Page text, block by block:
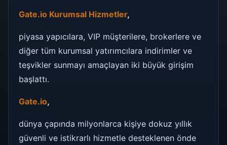
Gate.io Kurumsal Hizmetler,
piyasa yapıcılara, VIP müşterilere, brokerlere ve
diğer tüm kurumsal yatırımcılara indirimler ve
teşvikler sunmayı amaçlayan iki büyük girişim
başlattı.
Gate.io,
dünya çapında milyonlarca kişiye dokuz yıllık
güvenli ve istikrarlı hizmetle desteklenen önde